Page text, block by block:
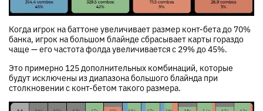
Когда игрок на баттоне увеличивает размер конт-бета до 70%
банка, игрок на большом блайнде сбрасывает карты гораздо
чаще — его частота фолда увеличивается с 29% до 45%.
Это примерно 125 дополнительных комбинаций, которые
будут исключены из диапазона большого блайнда при
столкновении с конт-бетом такого размера.